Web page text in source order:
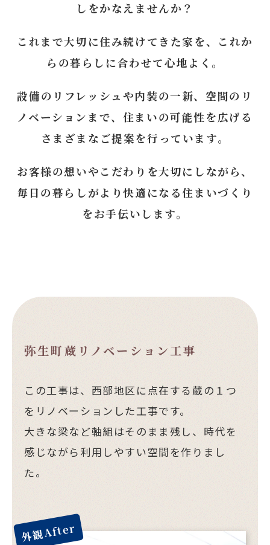
しをかなえませんか？
これまで大切に住み続けてきた家を、これか
らの暮らしに合わせて心地よく。
設備のリフレッシュや内装の一新、空間のリ
ノベーションまで、 住まいの可能性を広げる
さまざまなご提案を行っています。
お客様の想いやこだわりを大切にしながら、
毎日の暮らしがより快適になる住まいづくり
をお手伝いします。
弥生町蔵リノベーション工事
この工事は、西部地区に点在する蔵の１つ
をリノベーションした工事です。
大きな梁など軸組はそのまま残し、時代を
感じながら利用しやすい空間を作りまし
た。